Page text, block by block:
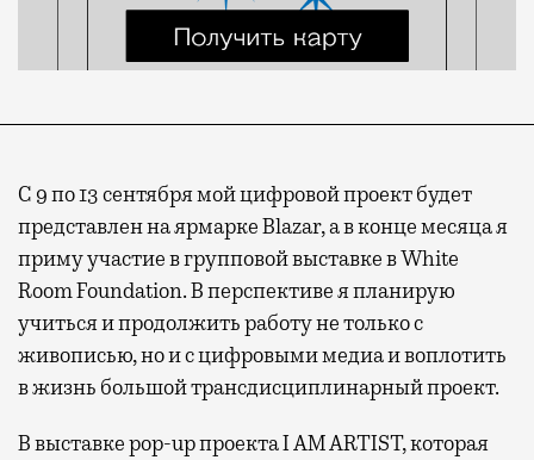
С 9 по 13 сентября мой цифровой проект будет
представлен на ярмарке Blazar, а в конце месяца я
приму участие в групповой выставке в White
Room Foundation. В перспективе я планирую
учиться и продолжить работу не только с
живописью, но и с цифровыми медиа и воплотить
в жизнь большой трансдисциплинарный проект.
В выставке pop-up проекта I AM ARTIST, которая